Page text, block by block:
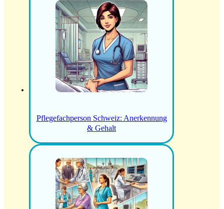
Pflegefachperson Schweiz: Anerkennung
& Gehalt